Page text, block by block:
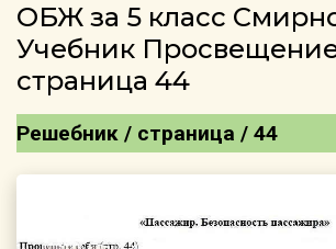
ОБЖ за 5 класс
Учебник
страница 44
Решебник / страница / 44